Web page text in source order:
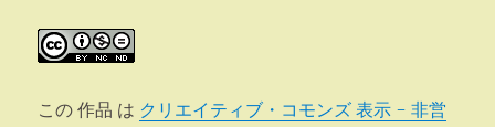
この 作品 は クリエイティブ・コモンズ 表示 - 非営